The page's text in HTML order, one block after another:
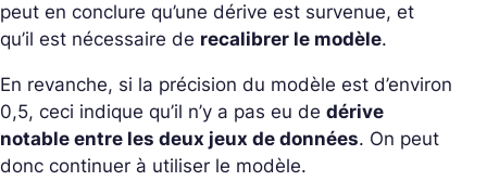
peut en conclure qu’une dérive est survenue, et
qu’il est nécessaire de recalibrer le modèle.
En revanche, si la précision du modèle est d’environ
0,5, ceci indique qu’il n’y a pas eu de dérive
notable entre les deux jeux de données. On peut
donc continuer à utiliser le modèle.